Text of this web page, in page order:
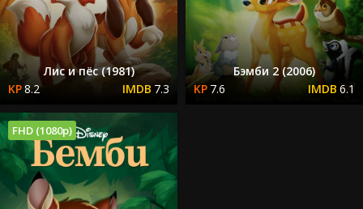
Лис и пёс (1981)
8.2
7.3
Бэмби 2 (2006)
7.6
6.1
FHD (1080p)